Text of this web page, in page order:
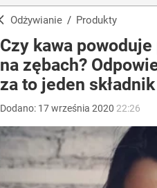
Odżywianie / Produkty
Czy kawa
na zębach?
za to jeden składnik
Dodano: 17września 2020 22:26